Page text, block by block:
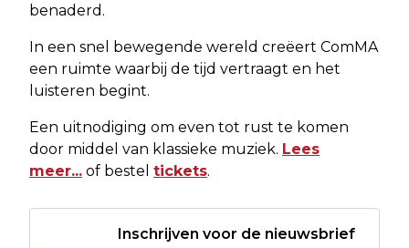
benaderd.
In een snel bewegende wereld creëert ComMA
een ruimte waarbij de tijd vertraagt ​​en het
luisteren begint.
Een uitnodiging om even tot rust te komen
door middel van klassieke muziek. Lees
meer... of bestel tickets.
Inschrijven voor de nieuwsbrief